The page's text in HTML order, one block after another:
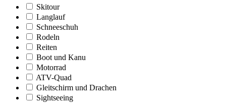
Skitour
Langlauf
Schneeschuh
Rodeln
Reiten
Boot und Kanu
Motorrad
ATV-Quad
Gleitschirm und Drachen
Sightseeing